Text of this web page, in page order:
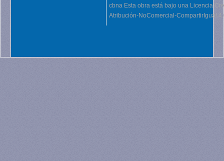
cbna Esta obra está bajo una Licencia
Atribución-NoComercial-CompartirIgual